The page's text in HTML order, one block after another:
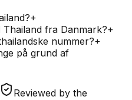
+
fra Danmark?+
nummer?+
på grund af
Reviewed by the